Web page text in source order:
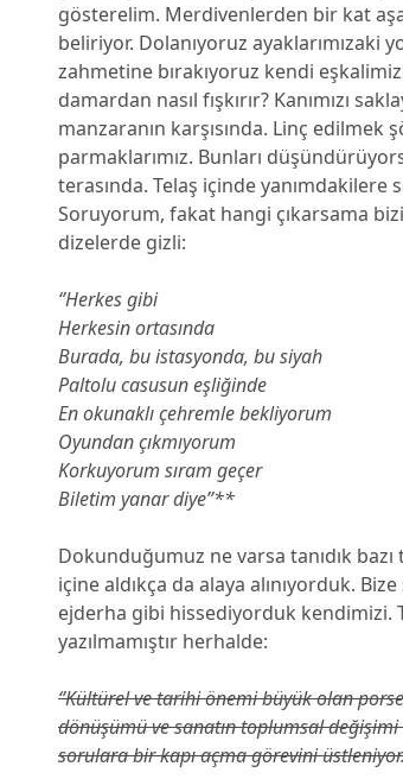
gösterelim. Merdivenlerden bir kat
beliriyor. Dolanıyoruz ayaklarımızaki
zahmetine bırakıyoruz kendi
damardan nasıl fışkırır? Kanımızı
manzaranın karşısında. Linç
parmaklarımız. Bunları
terasında. Telaş içinde
Soruyorum, fakat hangi çıkarsama
dizelerde gizli:
‘’Herkes gibi
Herkesin ortasında
Burada, bu istasyonda, bu siyah
Paltolu casusun eşliğinde
En okunaklı çehremle bekliyorum
Oyundan çıkmıyorum
Korkuyorum sıram geçer
Biletim yanar diye’’**
Dokunduğumuz ne varsa tanıdık
içine aldıkça da alaya alınıyorduk.
ejderha gibi hissediyorduk kendimizi.
yazılmamıştır herhalde:
‘’Kültürel ve tarihi önemi büyük olan
dönüşümü ve sanatın toplumsal
sorulara bir kapı açma görevini